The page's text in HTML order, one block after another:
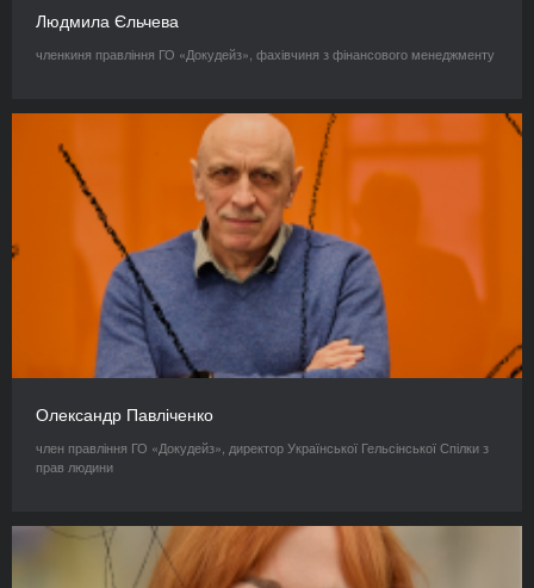
Людмила Єльчева
членкиня правління ГО «Докудейз», фахівчиня з фінансового менеджменту
Олександр Павліченко
член правління ГО «Докудейз», директор Української Гельсінської Спілки з
прав людини